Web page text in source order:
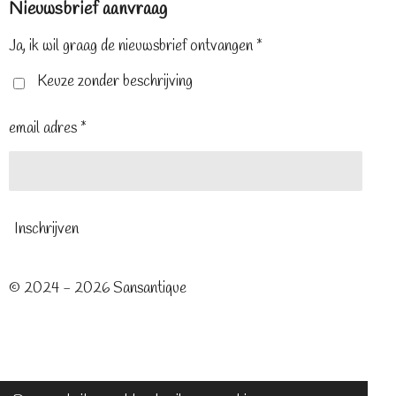
b
o
e
e
t
a
r
m
Nieuwsbrief aanvraag
Ja, ik wil graag de nieuwsbrief ontvangen *
Keuze zonder beschrijving
email adres *
Inschrijven
© 2024 - 2026 Sansantique